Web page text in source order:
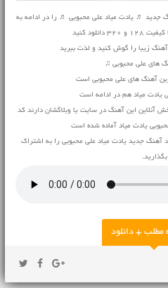
جدید ♬ یادت میاد علی محبوبی ♬ را در ادامه به
دانلود کنید
آهنگ زیبا را گوش کنید و لذت ببرید
های علی محبوبی ♫
آهنگ های علی محبوبی است
یادت میاد هم در ادامه است
آنلاین این آهنگ در سایت یا وبلاگشان دارند کد
یادت میاد آماده شده است
آهنگ جدید یادت میاد علی محبوبی را به اشتراک
بگذارید.
مطلب + دانلود